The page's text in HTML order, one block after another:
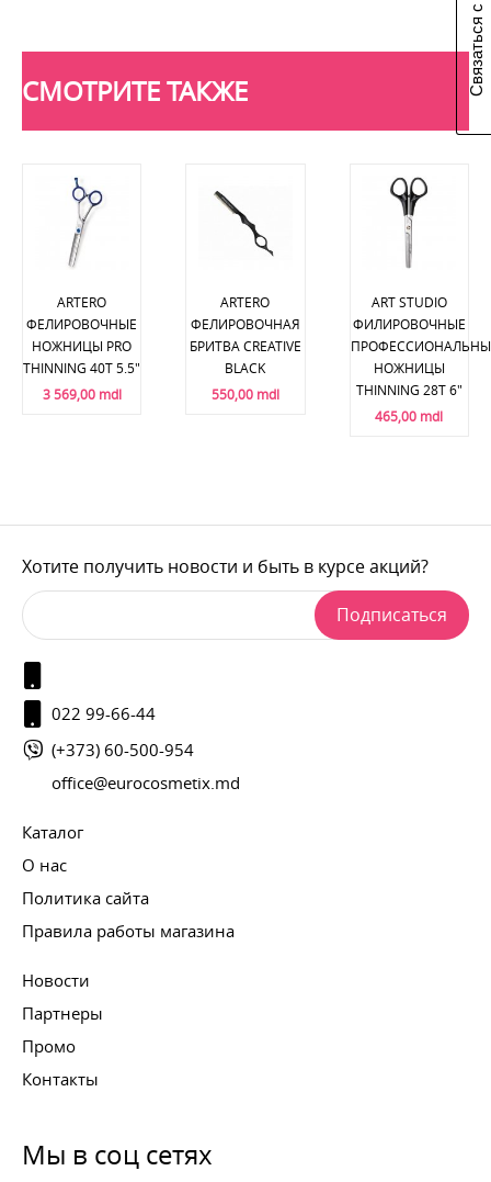
Связаться с нами
СМОТРИТЕ ТАКЖЕ
ARTERO
ФЕЛИРОВОЧНЫЕ
НОЖНИЦЫ PRO
THINNING 40T 5.5"
3 569,00 mdl
ARTERO
ФЕЛИРОВОЧНАЯ
БРИТВА CREATIVE
BLACK
550,00 mdl
ART STUDIO
ФИЛИРОВОЧНЫЕ
НОЖНИЦЫ
THINNING 28T 6"
465,00 mdl
Хотите получить новости и быть в курсе акций?
Подписаться
022 99-66-44
(+373) 60-500-954
office@eurocosmetix.md
Каталог
О нас
Политика сайта
Правила работы магазина
Новости
Партнеры
Промо
Контакты
Мы в соц сетях